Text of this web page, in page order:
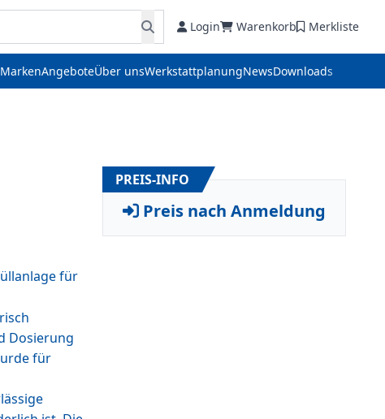
Login Warenkorb Merkliste
MarkenAngeboteÜber unsWerkstattplanungNewsDownloads
für
Dosierung
für
PREIS-INFO
Preis nach Anmeldung